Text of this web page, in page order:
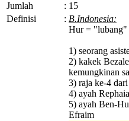
Jumlah
: 15
Definisi
: B.Indonesia:
Hur = "lubang"
1) seorang
2) kakek
kemungkinan
3) raja ke-4
4) ayah
5) ayah Ben-
Efraim